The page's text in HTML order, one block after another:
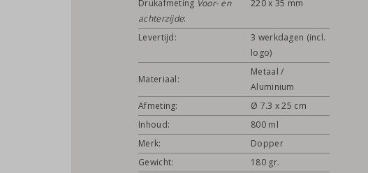
Drukafmeting Voor- en
achterzijde:
220 x 35 mm
Levertijd:
3 werkdagen (incl.
logo)
Materiaal:
Metaal /
Aluminium
Afmeting:
Ø 7.3 x 25 cm
Inhoud:
800 ml
Merk:
Dopper
Gewicht:
180 gr.